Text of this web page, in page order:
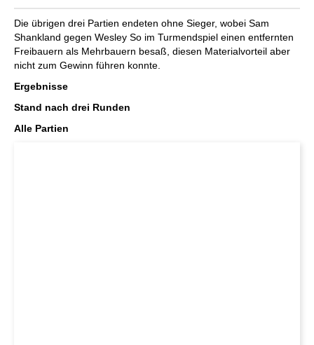
Die übrigen drei Partien endeten ohne Sieger, wobei Sam
Shankland gegen Wesley So im Turmendspiel einen entfernten
Freibauern als Mehrbauern besaß, diesen Materialvorteil aber
nicht zum Gewinn führen konnte.
Ergebnisse
Stand nach drei Runden
Alle Partien